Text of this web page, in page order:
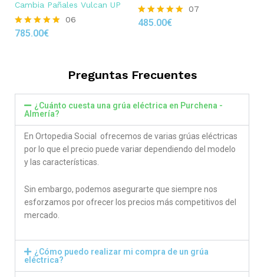
Cambia Pañales Vulcan UP
Rated
06
785.00€
Rated
07
485.00€
Preguntas Frecuentes
¿Cuánto cuesta una grúa eléctrica en Purchena -
Almería?
En Ortopedia Social ofrecemos de varias grúas eléctricas
por lo que el precio puede variar dependiendo del modelo
y las características.
Sin embargo, podemos asegurarte que siempre nos
esforzamos por ofrecer los precios más competitivos del
mercado.
¿Cómo puedo realizar mi compra de un grúa
eléctrica?